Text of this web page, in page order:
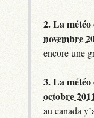
2.La
novembre
encore une
3.La
octobre
au canada